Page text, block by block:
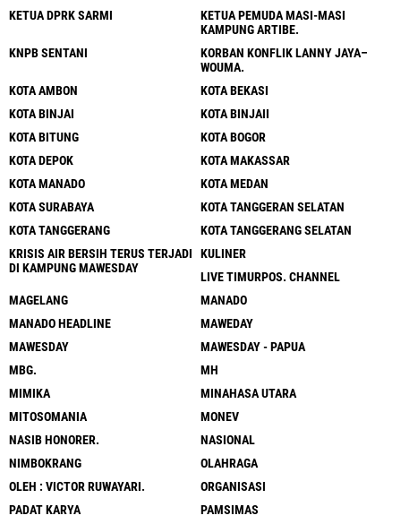
KETUA DPRK SARMI
KETUA PEMUDA MASI-MASI
KAMPUNG ARTIBE.
KNPB SENTANI
KORBAN KONFLIK LANNY JAYA–
WOUMA.
KOTA AMBON
KOTA BEKASI
KOTA BINJAI
KOTA BINJAII
KOTA BITUNG
KOTA BOGOR
KOTA DEPOK
KOTA MAKASSAR
KOTA MANADO
KOTA MEDAN
KOTA SURABAYA
KOTA TANGGERAN SELATAN
KOTA TANGGERANG
KOTA TANGGERANG SELATAN
KRISIS AIR BERSIH TERUS TERJADI
DI KAMPUNG MAWESDAY
KULINER
LIVE TIMURPOS. CHANNEL
MAGELANG
MANADO
MANADO HEADLINE
MAWEDAY
MAWESDAY
MAWESDAY - PAPUA
MBG.
MH
MIMIKA
MINAHASA UTARA
MITOSOMANIA
MONEV
NASIB HONORER.
NASIONAL
NIMBOKRANG
OLAHRAGA
OLEH : VICTOR RUWAYARI.
ORGANISASI
PADAT KARYA
PAMSIMAS